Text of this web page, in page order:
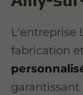
L'entreprise
fabrication